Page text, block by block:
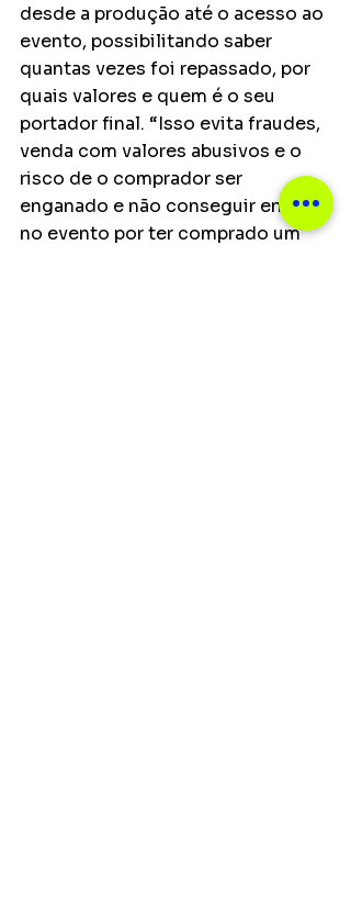
desde a produção até o acesso ao
evento, possibilitando saber
quantas vezes foi repassado, por
quais valores e quem é o seu
portador final. “Isso evita fraudes,
venda com valores abusivos e o
risco de o comprador ser
enganado e não conseguir entrar
no evento por ter comprado um